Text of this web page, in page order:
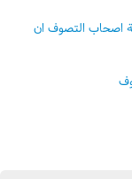
اصحاب التصوف ان